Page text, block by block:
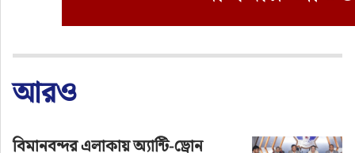
ওটিএ
আরও
বিমানবন্দর এলাকায় অ্যান্টি-ড্রোন